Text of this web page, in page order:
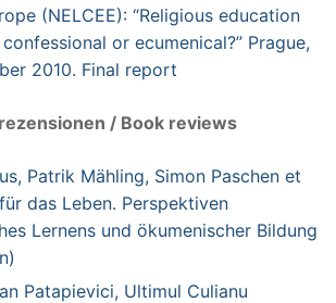
(NELCEE): “Religious education
or ecumenical?” Prague,
2010. Final report
/ Book reviews
Patrik Mähling, Simon Paschen et
das Leben. Perspektiven
Lernens und ökumenischer Bildung
Patapievici, Ultimul Culianu